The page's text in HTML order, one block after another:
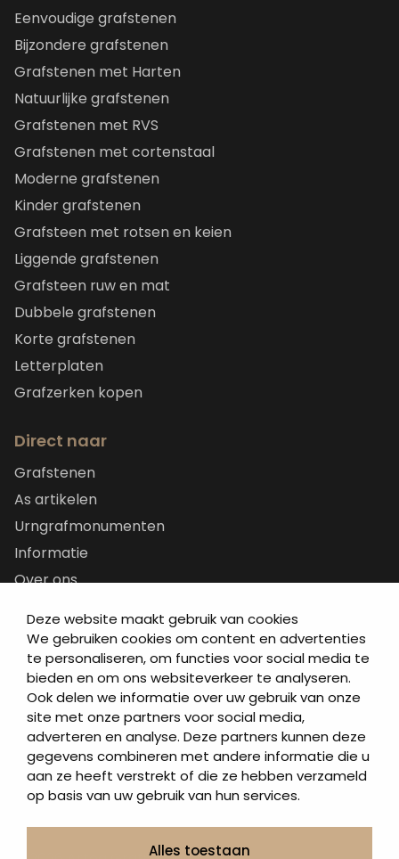
Deze website maakt gebruik van cookies
We gebruiken cookies om content en advertenties
te personaliseren, om functies voor social media te
bieden en om ons websiteverkeer te analyseren.
Ook delen we informatie over uw gebruik van onze
site met onze partners voor social media,
adverteren en analyse. Deze partners kunnen deze
gegevens combineren met andere informatie die u
aan ze heeft verstrekt of die ze hebben verzameld
op basis van uw gebruik van hun services.
Alles toestaan
Eenvoudige grafstenen
Bijzondere grafstenen
Grafstenen met Harten
Natuurlijke grafstenen
Grafstenen met RVS
Grafstenen met cortenstaal
Moderne grafstenen
Kinder grafstenen
Grafsteen met rotsen en keien
Liggende grafstenen
Grafsteen ruw en mat
Dubbele grafstenen
Korte grafstenen
Letterplaten
Grafzerken kopen
Direct naar
Grafstenen
As artikelen
Urngrafmonumenten
Informatie
Over ons
Artea in de buurt
Onze werkwijze
Urnen en as sieraden webshop
Volg ons op: